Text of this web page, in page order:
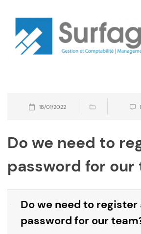
content
18/01/2022
Do we need to
password for our
Do we need to register
password for our